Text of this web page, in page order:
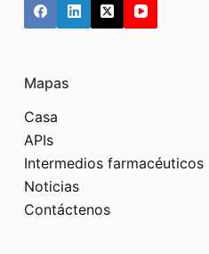
Mapas
Casa
APIs
Intermedios farmacéuticos
Noticias
Contáctenos